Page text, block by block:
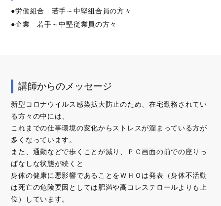
●労働組合 若手～中堅組合員の方々
●企業 若手～中堅従業員の方々
講師からのメッセージ
新型コロナウイルス感染拡大防止のため、在宅勤務されてい
る方々の中には、
これまでの仕事環境の変化からストレスが溜まっている方が
多くなっています。
また、通勤などで歩くことが減り、ＰＣ画面の前での座りっ
ぱなしな状態が続くと
身体の健康に悪影響であることをＷＨＯは発表（身体不活動
は死亡の危険要因としては肥満や高コレステロールよりも上
位）しています。